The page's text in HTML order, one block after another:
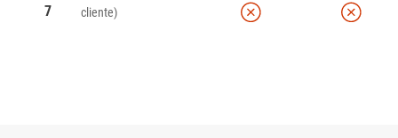
7 cliente)